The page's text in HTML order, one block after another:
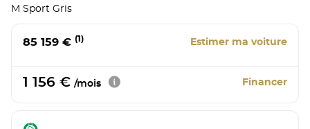
M Sport Gris
85 159 € (1) Estimer ma voiture
1 156 € /mois Financer